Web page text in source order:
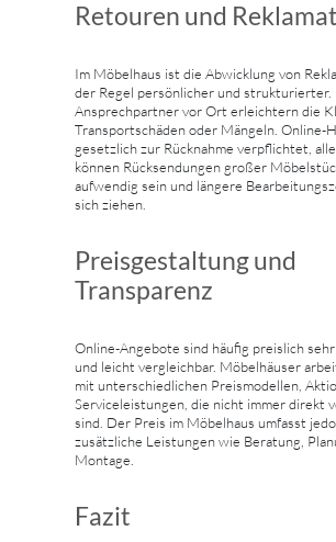
Retouren und
Im Möbelhaus ist die Abwicklung von
der Regel persönlicher und strukturierter.
Ansprechpartner vor Ort erleichtern die
Transportschäden oder Mängeln. Online-
gesetzlich zur Rücknahme verpflichtet,
können Rücksendungen großer
aufwendig sein und längere
sich ziehen.
Preisgestaltung und
Transparenz
Online-Angebote sind häufig preislich
und leicht vergleichbar. Möbelhäuser
mit unterschiedlichen Preismodellen,
Serviceleistungen, die nicht immer direkt
sind. Der Preis im Möbelhaus umfasst
zusätzliche Leistungen wie Beratung,
Montage.
Fazit